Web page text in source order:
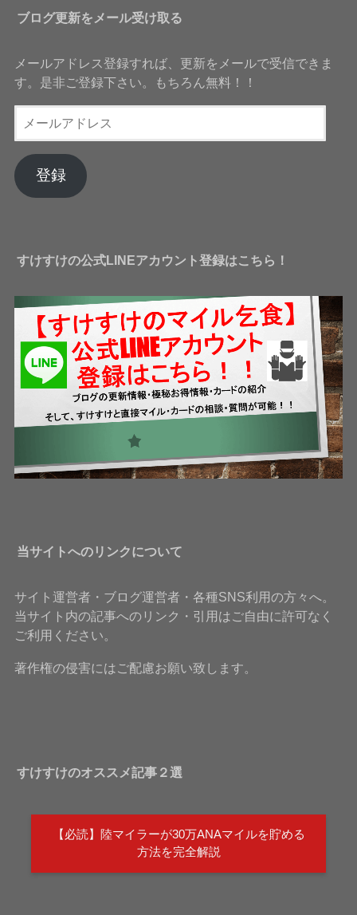
ブログ更新をメール受け取る
メールアドレス登録すれば、更新をメールで受信できま
す。是非ご登録下さい。もちろん無料！！
ー
ア
ド
登録
すけすけの公式LINEアカウント登録はこちら！
当サイトへのリンクについて
サイト運営者・ブログ運営者・各種SNS利用の方々へ。
当サイト内の記事へのリンク・引用はご自由に許可なく
ご利用ください。
著作権の侵害にはご配慮お願い致します。
すけすけのオススメ記事２選
【必読】陸マイラーが30万ANAマイルを貯める
方法を完全解説